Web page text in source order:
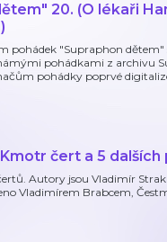
20. (O lékaři
pohádek "Supraphon dětem"
pohádkami z archivu
pohádky poprvé
čert a 5
Autory jsou Vladimír
Vladimírem Brabcem,